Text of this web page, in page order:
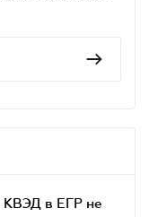
в ЕГР не